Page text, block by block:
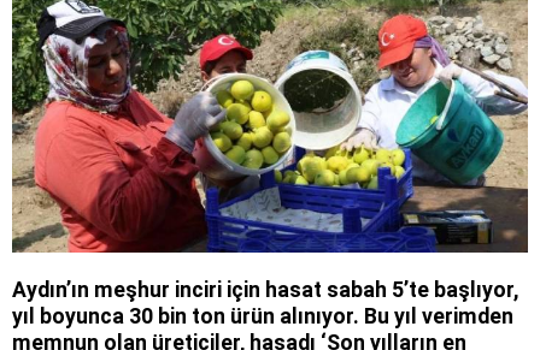
Aydın’ın meşhur inciri için hasat sabah 5’te başlıyor,
yıl boyunca 30 bin ton ürün alınıyor. Bu yıl verimden
memnun olan üreticiler, hasadı ‘Son yılların en